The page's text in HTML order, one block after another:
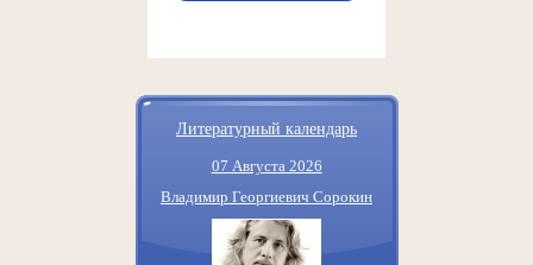
Литературный календарь
07 Августа 2026
Владимир Георгиевич Сорокин